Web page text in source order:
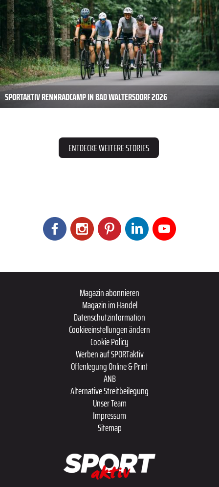
SPORTAKTIV RENNRADCAMP IN BAD WALTERSDORF 2026
ENTDECKE WEITERE STORIES
Magazin abonnieren
Magazin im Handel
Datenschutzinformation
Cookieeinstellungen ändern
Cookie Policy
Werben auf SPORTaktiv
Offenlegung Online & Print
ANB
Alternative Streitbeilegung
Unser Team
Impressum
Sitemap